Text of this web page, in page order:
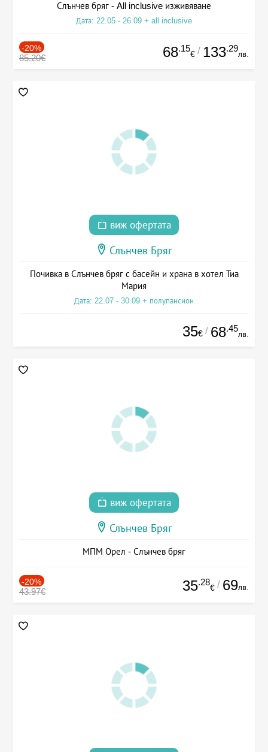
Слънчев бряг - All inclusive изживяване
Дата: 22.05 - 26.09 + all inclusive
-20%
85.20€ 68.15
€ / 133.29
лв.
виж офертата
Слънчев Бряг
Почивка в Слънчев бряг с басейн и храна в хотел Тиа
Мария
Дата: 22.07 - 30.09 + полупансион
35€ / 68.45
лв.
виж офертата
Слънчев Бряг
МПМ Орел - Слънчев бряг
-20%
43.97€ 35.28
€ / 69лв.